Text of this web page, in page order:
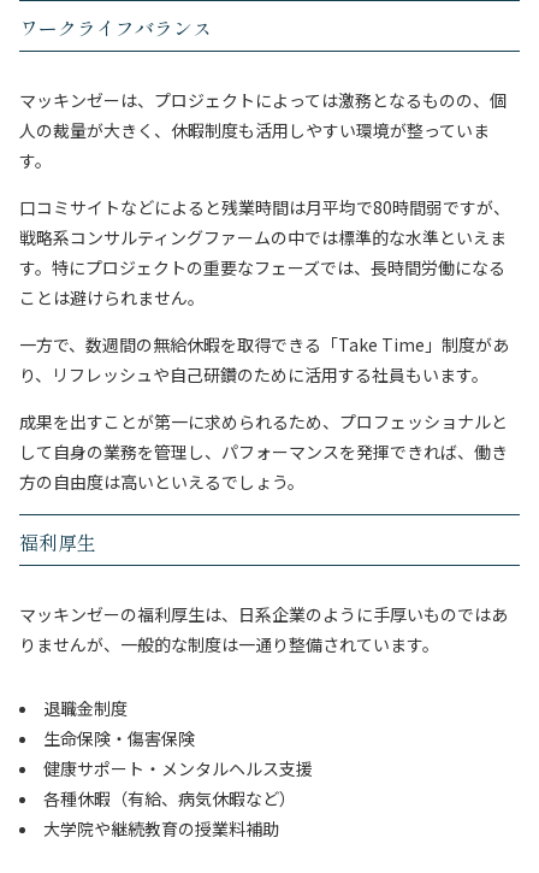
ワークライフバランス
マッキンゼーは、プロジェクトによっては激務となるものの、個
人の裁量が大きく、休暇制度も活用しやすい環境が整っていま
す。
口コミサイトなどによると残業時間は月平均で80時間弱ですが、
戦略系コンサルティングファームの中では標準的な水準といえま
す。特にプロジェクトの重要なフェーズでは、長時間労働になる
ことは避けられません。
一方で、数週間の無給休暇を取得できる「Take Time」制度があ
り、リフレッシュや自己研鑽のために活用する社員もいます。
成果を出すことが第一に求められるため、プロフェッショナルと
して自身の業務を管理し、パフォーマンスを発揮できれば、働き
方の自由度は高いといえるでしょう。
福利厚生
マッキンゼーの福利厚生は、日系企業のように手厚いものではあ
りませんが、一般的な制度は一通り整備されています。
退職金制度
生命保険・傷害保険
健康サポート・メンタルヘルス支援
各種休暇（有給、病気休暇など）
大学院や継続教育の授業料補助